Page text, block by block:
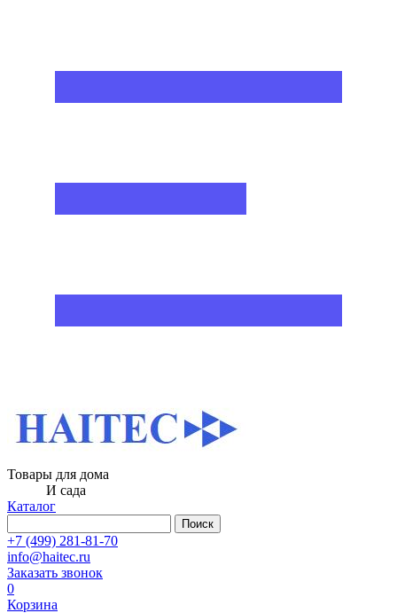
Товары для дома
И сада
Каталог
Поиск
+7 (499) 281-81-70
info@haitec.ru
Заказать звонок
0
Корзина